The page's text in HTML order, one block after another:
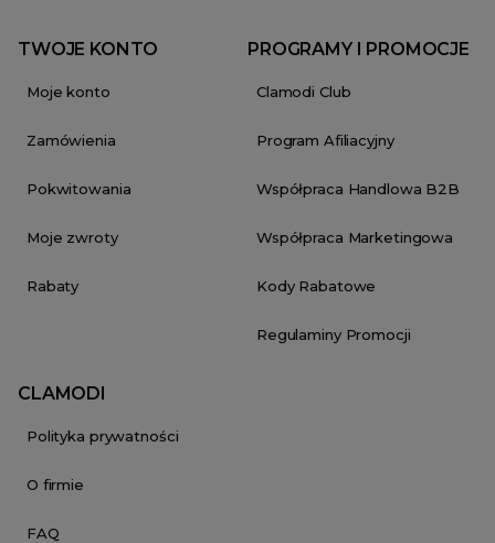
TWOJE KONTO
Moje konto
Zamówienia
Pokwitowania
Moje zwroty
Rabaty
PROGRAMY I PROMOCJE
Clamodi Club
Program Afiliacyjny
Współpraca Handlowa B2B
Współpraca Marketingowa
Kody Rabatowe
Regulaminy Promocji
CLAMODI
Polityka prywatności
O firmie
FAQ